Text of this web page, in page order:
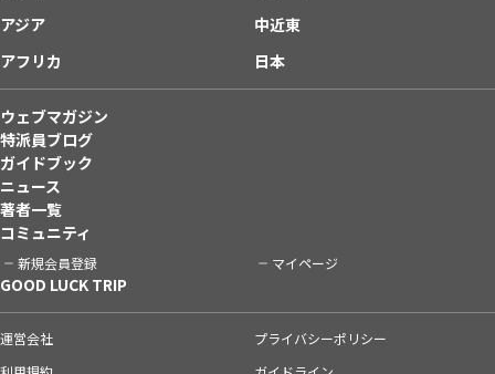
アジア
中近東
アフリカ
日本
ウェブマガジン
特派員ブログ
ガイドブック
ニュース
著者一覧
コミュニティ
新規会員登録 マイページ
GOOD LUCK TRIP
運営会社
プライバシーポリシー